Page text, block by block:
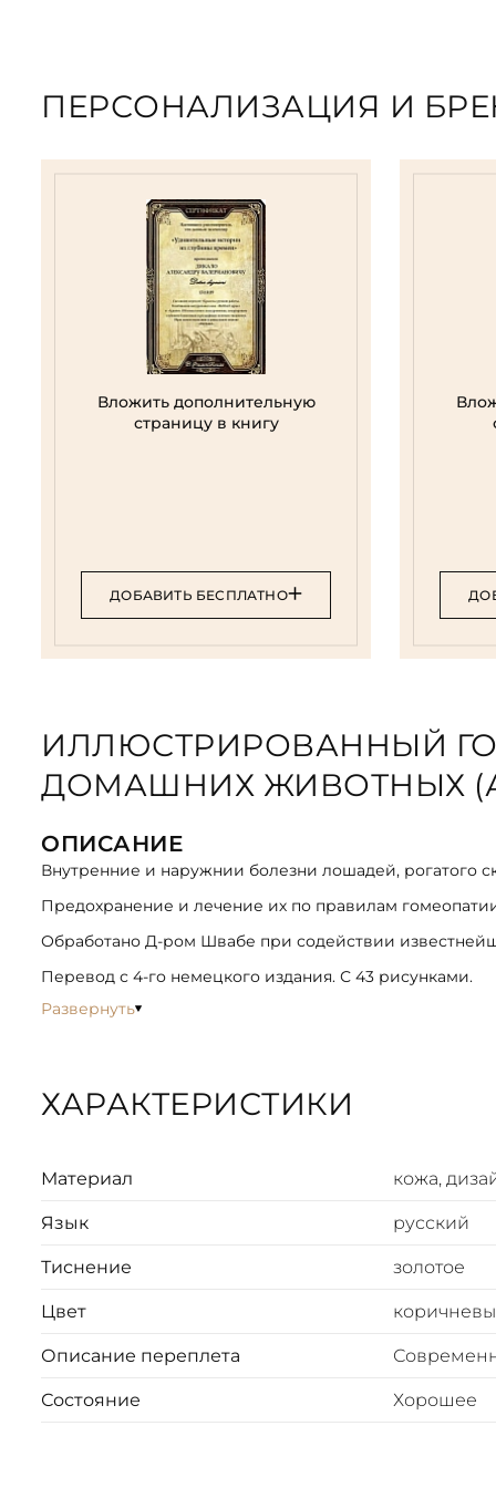
ПЕРСОНАЛИЗАЦИЯ И
Вложить дополнительную
страницу в книгу
ДОБАВИТЬ БЕСПЛАТНО
ИЛЛЮСТРИРОВАННЫЙ
ДОМАШНИХ ЖИВОТНЫХ
ОПИСАНИЕ
Внутренние и наружнии болезни лошадей, рогатого
Предохранение и лечение их по правилам
Обработано Д-ром Швабе при содействии
Перевод с 4-го немецкого издания. С 43 рисунками.
Развернуть
ХАРАКТЕРИСТИКИ
Материал кожа,
Язык русский
Тиснение золотое
Цвет
Описание переплета
Состояние Хорошее